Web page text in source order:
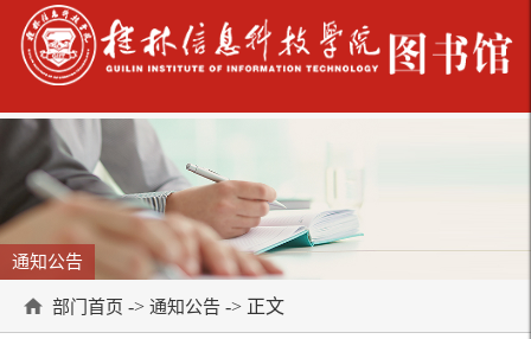
通知公告
部门首页 -> 通知公告 -> 正文